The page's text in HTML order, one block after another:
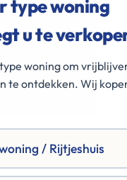
type woning
u te
woning om
te ontdekken. Wij
/ Rijtjeshuis